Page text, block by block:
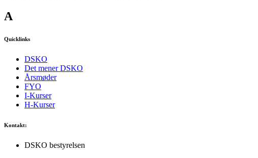
A
Quicklinks
DSKO
Det mener DSKO
Årsmøder
FYO
I-Kurser
H-Kurser
Kontakt:
DSKO bestyrelsen